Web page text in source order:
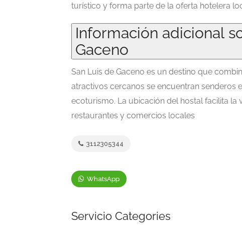
turístico y forma parte de la oferta hotelera
Información adicional
Gaceno
San Luis de Gaceno es un destino que
atractivos cercanos se encuentran senderos
ecoturismo. La ubicación del hostal facilita la
restaurantes y comercios locales
3112305344
WhatsApp
Servicio Categories